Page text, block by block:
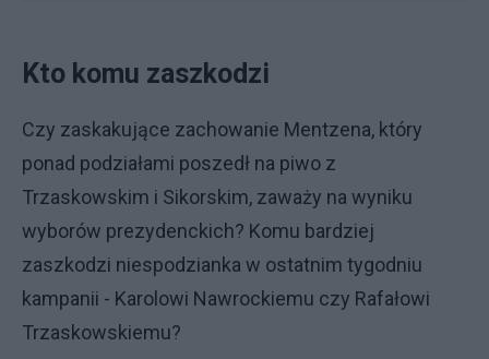
Kto komu zaszkodzi
Czy zaskakujące zachowanie Mentzena, który
ponad podziałami poszedł na piwo z
Trzaskowskim i Sikorskim, zaważy na wyniku
wyborów prezydenckich? Komu bardziej
zaszkodzi niespodzianka w ostatnim tygodniu
kampanii - Karolowi Nawrockiemu czy Rafałowi
Trzaskowskiemu?